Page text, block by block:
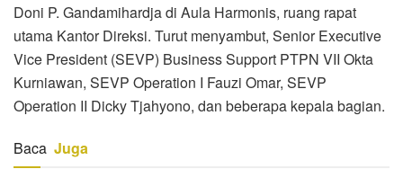
Doni P. Gandamihardja di Aula Harmonis, ruang rapat
utama Kantor Direksi. Turut menyambut, Senior Executive
Vice President (SEVP) Business Support PTPN VII Okta
Kurniawan, SEVP Operation I Fauzi Omar, SEVP
Operation II Dicky Tjahyono, dan beberapa kepala bagian.
Baca Juga